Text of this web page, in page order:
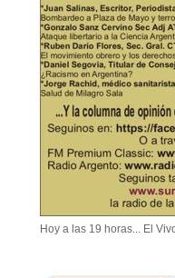
Hoy a las 19 horas... El